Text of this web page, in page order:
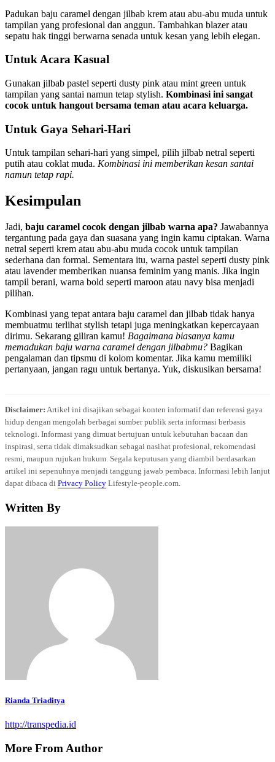
Padukan baju caramel dengan jilbab krem atau abu-abu muda untuk
tampilan yang profesional dan anggun. Tambahkan blazer atau
sepatu hak tinggi berwarna senada untuk kesan yang lebih elegan.
Untuk Acara Kasual
Gunakan jilbab pastel seperti dusty pink atau mint green untuk
tampilan yang santai namun tetap stylish. Kombinasi ini sangat
cocok untuk hangout bersama teman atau acara keluarga.
Untuk Gaya Sehari-Hari
Untuk tampilan sehari-hari yang simpel, pilih jilbab netral seperti
putih atau coklat muda. Kombinasi ini memberikan kesan santai
namun tetap rapi.
Kesimpulan
Jadi, baju caramel cocok dengan jilbab warna apa? Jawabannya
tergantung pada gaya dan suasana yang ingin kamu ciptakan. Warna
netral seperti krem atau abu-abu muda cocok untuk tampilan
sederhana dan formal. Sementara itu, warna pastel seperti dusty pink
atau lavender memberikan nuansa feminim yang manis. Jika ingin
tampil berani, warna bold seperti maroon atau navy bisa menjadi
pilihan.
Kombinasi yang tepat antara baju caramel dan jilbab tidak hanya
membuatmu terlihat stylish tetapi juga meningkatkan kepercayaan
dirimu. Sekarang giliran kamu! Bagaimana biasanya kamu
memadukan baju warna caramel dengan jilbabmu? Bagikan
pengalaman dan tipsmu di kolom komentar. Jika kamu memiliki
pertanyaan, jangan ragu untuk bertanya. Yuk, diskusikan bersama!
Disclaimer: Artikel ini disajikan sebagai konten informatif dan referensi gaya
hidup dengan mengolah berbagai sumber publik serta informasi berbasis
teknologi. Informasi yang dimuat bertujuan untuk kebutuhan bacaan dan
inspirasi, serta tidak dimaksudkan sebagai nasihat profesional, rekomendasi
resmi, maupun rujukan hukum. Segala keputusan yang diambil berdasarkan
artikel ini sepenuhnya menjadi tanggung jawab pembaca. Informasi lebih lanjut
dapat dibaca di Privacy Policy Lifestyle-people.com.
Written By
Rianda Triaditya
http://transpedia.id
More From Author